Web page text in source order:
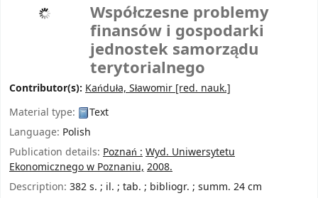
Współczesne problemy
finansów i gospodarki
jednostek samorządu
terytorialnego
Contributor(s): Kańduła, Sławomir [red. nauk.]
Material type:
Text
Language: Polish
Publication details: Poznań : Wyd. Uniwersytetu
Ekonomicznego w Poznaniu, 2008.
Description: 382 s. ; il. ; tab. ; bibliogr. ; summ. 24 cm